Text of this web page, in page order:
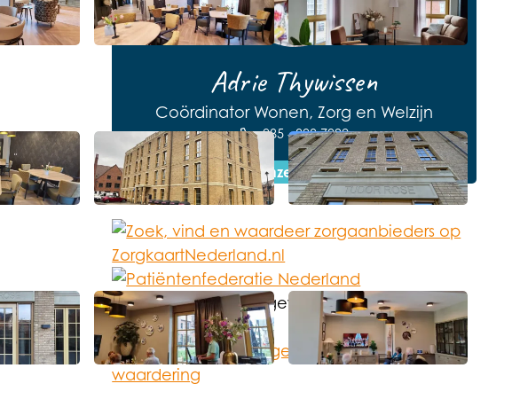
de lightbox Open de lightbox Open de lightbox
de lightbox Open de lightbox Open de lightbox
de lightbox Open de lightbox Open de lightbox
Adrie Thywissen
Coördinator Wonen, Zorg en Welzijn
Open de contact popup
085 - 808 7092
Bekijk onze brochure
Korian Nederlandis gewaardeerd op
ZorgkaartNederland.
Bekijk alle waarderingen
ofplaats een
waardering